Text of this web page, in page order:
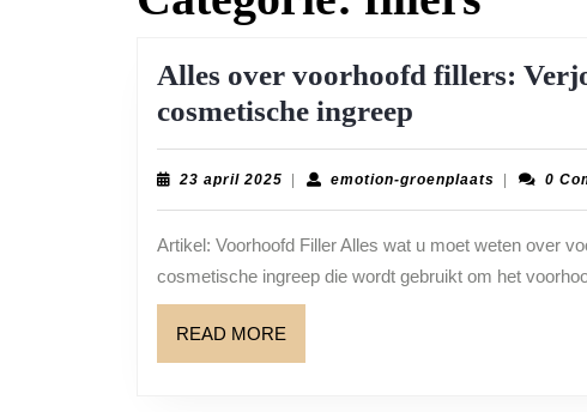
Alles over voorhoofd fillers:
cosmetische ingreep
over
voorhoofd
fillers:
Verjong
uw
23 april 2025 23
emotion-groenplaats emotion-
0
Artikel: Voorhoofd Filler Alles wat u moet weten over
cosmetische ingreep die wordt gebruikt om het
READ MORE
MORE